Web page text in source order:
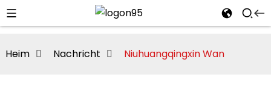
Heim Nachricht Niuhuangqingxin Wan